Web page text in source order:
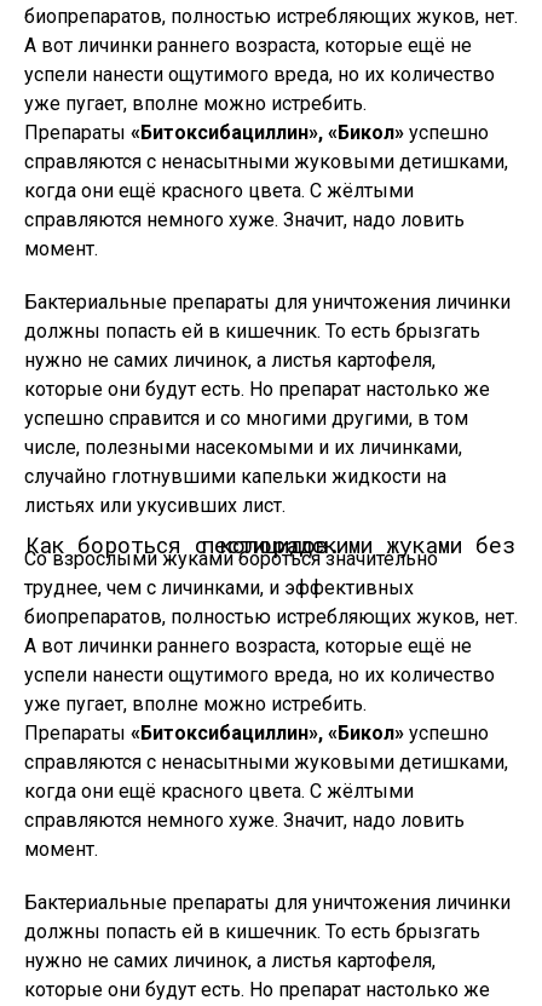
биопрепаратов, полностью истребляющих жуков, нет.
А вот личинки раннего возраста, которые ещё не
успели нанести ощутимого вреда, но их количество
уже пугает, вполне можно истребить.
Препараты «Битоксибациллин», «Бикол» успешно
справляются с ненасытными жуковыми детишками,
когда они ещё красного цвета. С жёлтыми
справляются немного хуже. Значит, надо ловить
момент.
Бактериальные препараты для уничтожения личинки
должны попасть ей в кишечник. То есть брызгать
нужно не самих личинок, а листья картофеля,
которые они будут есть. Но препарат настолько же
успешно справится и со многими другими, в том
числе, полезными насекомыми и их личинками,
случайно глотнувшими капельки жидкости на
листьях или укусивших лист.
Как бороться с колорадскими жуками без пестицидов.
Со взрослыми жуками бороться значительно
труднее, чем с личинками, и эффективных
биопрепаратов, полностью истребляющих жуков, нет.
А вот личинки раннего возраста, которые ещё не
успели нанести ощутимого вреда, но их количество
уже пугает, вполне можно истребить.
Препараты «Битоксибациллин», «Бикол» успешно
справляются с ненасытными жуковыми детишками,
когда они ещё красного цвета. С жёлтыми
справляются немного хуже. Значит, надо ловить
момент.
Бактериальные препараты для уничтожения личинки
должны попасть ей в кишечник. То есть брызгать
нужно не самих личинок, а листья картофеля,
которые они будут есть. Но препарат настолько же